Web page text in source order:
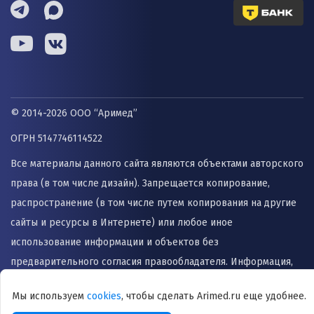
© 2014-2026 ООО “Аримед”
ОГРН 5147746114522
Все материалы данного сайта являются объектами авторского
права (в том числе дизайн). Запрещается копирование,
распространение (в том числе путем копирования на другие
сайты и ресурсы в Интернете) или любое иное
использование информации и объектов без
предварительного согласия правообладателя. Информация,
может быть использована для назначения лечения и
Мы используем cookies, чтобы сделать Arimed.ru еще удобнее.